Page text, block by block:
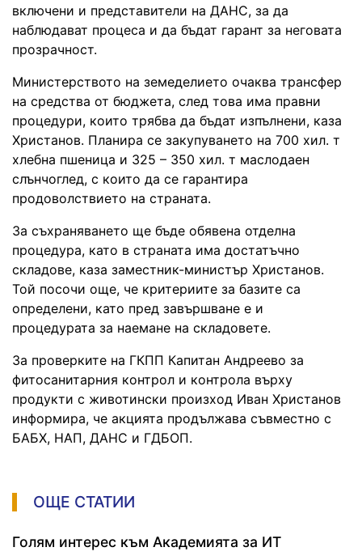
включени и представители на ДАНС, за да
наблюдават процеса и да бъдат гарант за неговата
прозрачност.
Министерството на земеделието очаква трансфер
на средства от бюджета, след това има правни
процедури, които трябва да бъдат изпълнени, каза
Христанов. Планира се закупуването на 700 хил. т
хлебна пшеница и 325 – 350 хил. т маслодаен
слънчоглед, с които да се гарантира
продоволствието на страната.
За съхраняването ще бъде обявена отделна
процедура, като в страната има достатъчно
складове, каза заместник-министър Христанов.
Той посочи още, че критериите за базите са
определени, като пред завършване е и
процедурата за наемане на складовете.
За проверките на ГКПП Капитан Андреево за
фитосанитарния контрол и контрола върху
продукти с животински произход Иван Христанов
информира, че акцията продължава съвместно с
БАБХ, НАП, ДАНС и ГДБОП.
ОЩЕ СТАТИИ
Голям интерес към Академията за ИТ